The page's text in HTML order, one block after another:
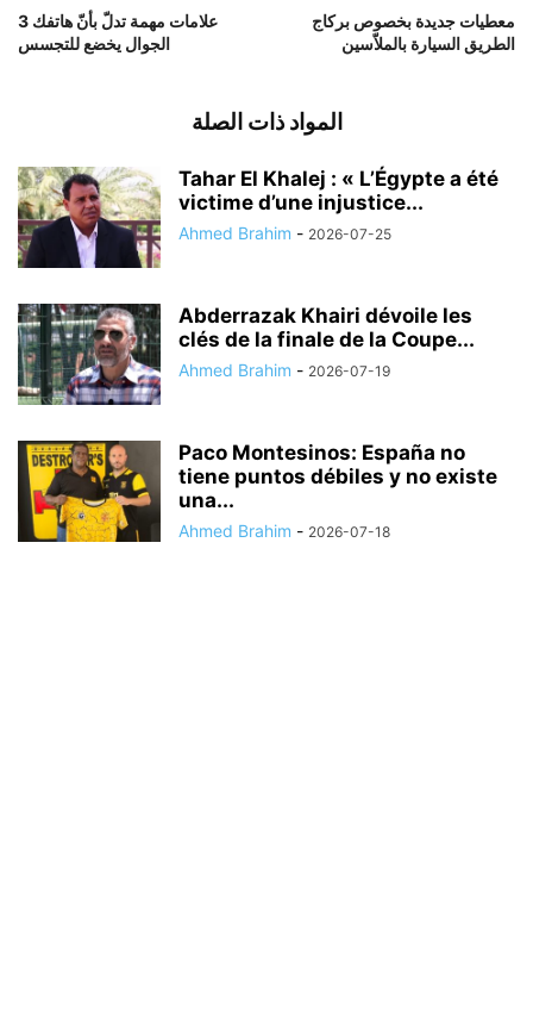
3 علامات مهمة تدلّ بأنّ هاتفك
الجوال يخضع للتجسس
معطيات جديدة بخصوص بركاج
الطريق السيارة بالملاّسين
المواد ذات الصلة
Tahar El Khalej : « L’Égypte a été
victime d’une injustice...
Ahmed Brahim - 2026-07-25
Abderrazak Khairi dévoile les
clés de la finale de la Coupe...
Ahmed Brahim - 2026-07-19
Paco Montesinos: España no
tiene puntos débiles y no existe
una...
Ahmed Brahim - 2026-07-18